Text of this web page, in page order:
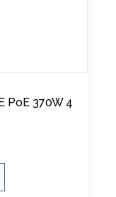
PoE 370W 4